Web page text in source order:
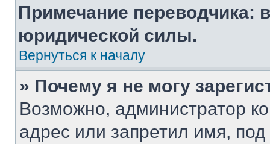
Примечание переводчика:
юридической силы.
Вернуться к началу
» Почему я не могу
Возможно, администратор
адрес или запретил имя,